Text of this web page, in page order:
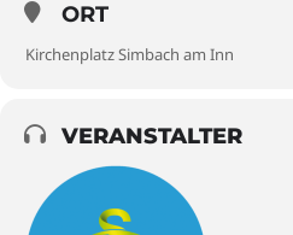
ORT
Kirchenplatz Simbach am Inn
VERANSTALTER